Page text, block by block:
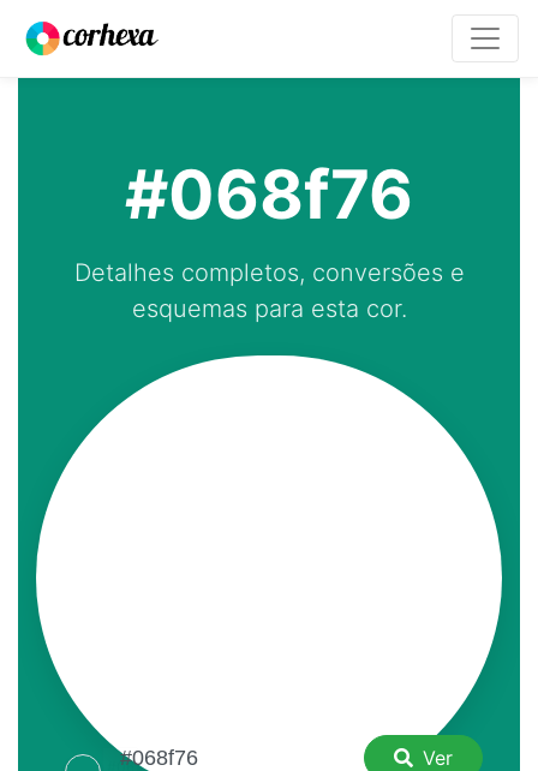
#068f76
Detalhes completos, conversões e
esquemas para esta cor.
Ver